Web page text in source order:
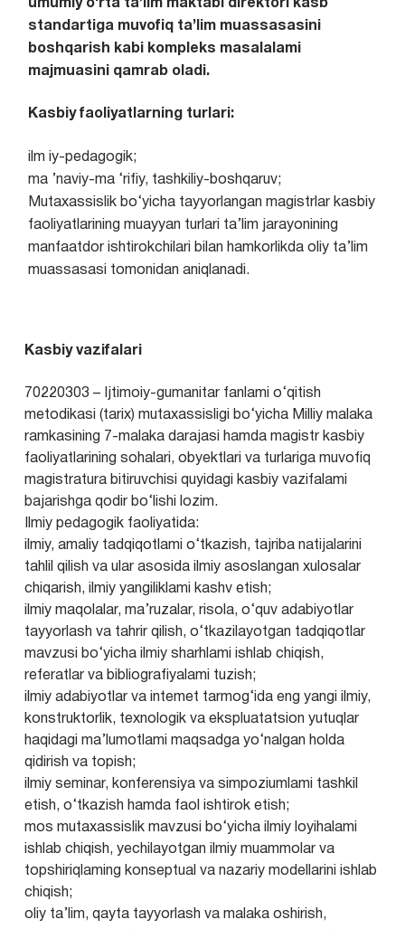
umumiy o‘rta ta’lim maktabi direktori kasb
standartiga muvofiq ta’lim muassasasini
boshqarish kabi kompleks masalalami
majmuasini qamrab oladi.
Kasbiy faoliyatlarning turlari:
ilm iy-pedagogik;
ma ’naviy-ma ‘rifiy, tashkiliy-boshqaruv;
Mutaxassislik bo‘yicha tayyorlangan magistrlar kasbiy
faoliyatlarining muayyan turlari ta’lim jarayonining
manfaatdor ishtirokchilari bilan hamkorlikda oliy ta’lim
muassasasi tomonidan aniqlanadi.
Kasbiy vazifalari
70220303 – Ijtimoiy-gumanitar fanlami o‘qitish
metodikasi (tarix) mutaxassisligi bo‘yicha Milliy malaka
ramkasining 7-malaka darajasi hamda magistr kasbiy
faoliyatlarining sohalari, obyektlari va turlariga muvofiq
magistratura bitiruvchisi quyidagi kasbiy vazifalami
bajarishga qodir bo‘lishi lozim.
Ilmiy pedagogik faoliyatida:
ilmiy, amaliy tadqiqotlami o‘tkazish, tajriba natijalarini
tahlil qilish va ular asosida ilmiy asoslangan xulosalar
chiqarish, ilmiy yangiliklami kashv etish;
ilmiy maqolalar, ma’ruzalar, risola, o‘quv adabiyotlar
tayyorlash va tahrir qilish, o‘tkazilayotgan tadqiqotlar
mavzusi bo‘yicha ilmiy sharhlami ishlab chiqish,
referatlar va bibliografiyalami tuzish;
ilmiy adabiyotlar va intemet tarmog‘ida eng yangi ilmiy,
konstruktorlik, texnologik va ekspluatatsion yutuqlar
haqidagi ma’lumotlami maqsadga yo‘nalgan holda
qidirish va topish;
ilmiy seminar, konferensiya va simpoziumlami tashkil
etish, o‘tkazish hamda faol ishtirok etish;
mos mutaxassislik mavzusi bo‘yicha ilmiy loyihalami
ishlab chiqish, yechilayotgan ilmiy muammolar va
topshiriqlaming konseptual va nazariy modellarini ishlab
chiqish;
oliy ta’lim, qayta tayyorlash va malaka oshirish,